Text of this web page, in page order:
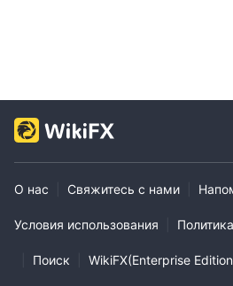
О нас Свяжитесь с нами
Условия использования
Поиск WikiFX(Enterprise